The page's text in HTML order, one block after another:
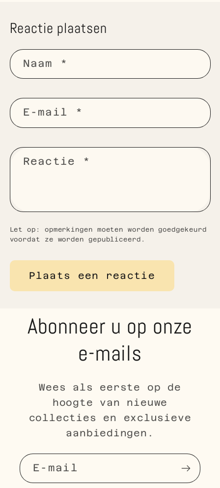
Reactie plaatsen
Naam *
E‑mail *
Reactie *
Let op: opmerkingen moeten worden goedgekeurd
voordat ze worden gepubliceerd.
Abonneer u op onze
e-mails
Wees als eerste op de
hoogte van nieuwe
collecties en exclusieve
aanbiedingen.
E‑mail